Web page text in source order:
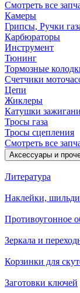
Смотреть все
Камеры
Грипсы, Ручки
Карбюраторы
Инструмент
Тюнинг
Тормозные
Счетчики
Цепи
Жиклеры
Катушки
Тросы газа
Тросы сцепления
Смотреть все
Аксессуары и
Литература
Наклейки,
Противоугонное
Зеркала и
Корзинки для
Заготовки ключей